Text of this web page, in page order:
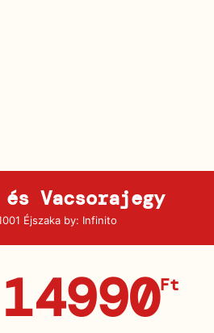
és Vacsorajegy
Éjszaka by: Infinito
14990Ft